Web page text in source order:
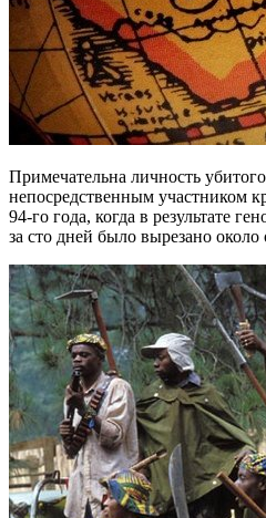
Примечательна личность
непосредственным участником
94-го года, когда в результате
за сто дней было вырезано